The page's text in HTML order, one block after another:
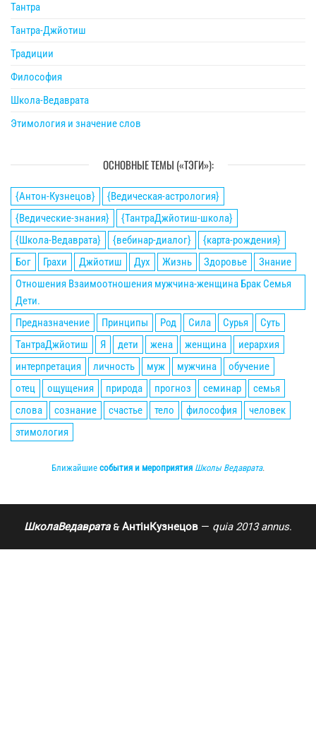
Тантра
Тантра-Джйотиш
Традиции
Философия
Школа-Ведаврата
Этимология и значение слов
ОСНОВНЫЕ ТЕМЫ («ТЭГИ»):
{Антон-Кузнецов}
{Ведическая-астрология}
{Ведические-знания}
{ТантраДжйотиш-школа}
{Школа-Ведаврата}
{вебинар-диалог}
{карта-рождения}
Бог
Грахи Джйотиш Дух Жизнь Здоровье
Знание
Отношения Взаимоотношения мужчина-женщина Брак Семья
Дети.
Предназначение
Принципы Род Сила Сурья
Суть
ТантраДжйотиш
Я дети жена женщина
иерархия
интерпретация
личность муж мужчина
обучение
отец
ощущения природа прогноз семинар
семья
слова
сознание счастье тело философия
человек
этимология
Ближайшие события и мероприятия Школы Ведаврата.
ШколаВедаврата 🙲 АнтінКузнецов — quia 2013 annus.